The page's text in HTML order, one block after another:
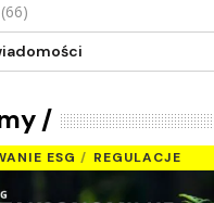
(66)
ESG REGULACJE